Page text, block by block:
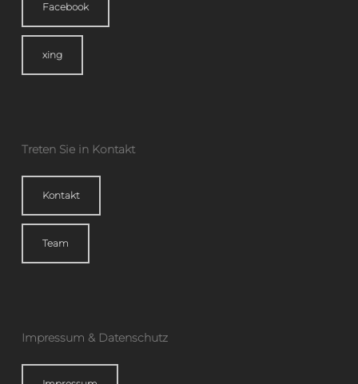
Facebook
xing
Treten Sie in Kontakt
Kontakt
Team
Impressum & Datenschutz